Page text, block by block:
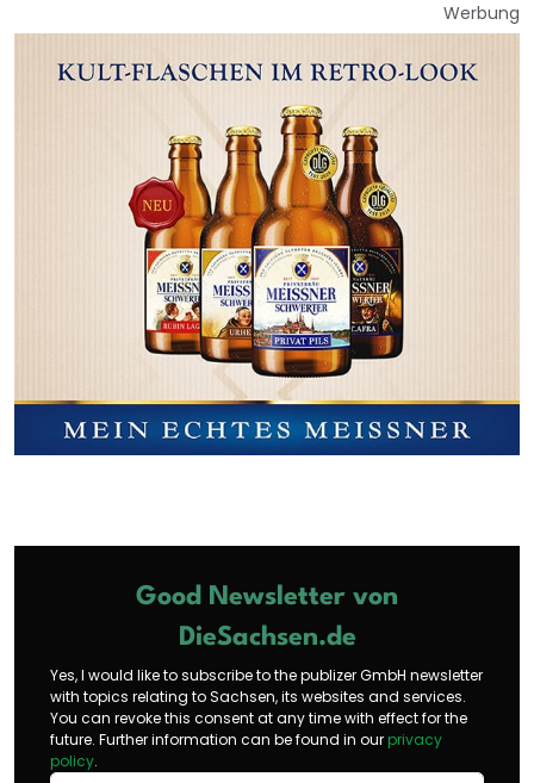
Werbung
Good Newsletter von
DieSachsen.de
Yes, I would like to subscribe to the publizer GmbH newsletter
with topics relating to Sachsen, its websites and services.
You can revoke this consent at any time with effect for the
future. Further information can be found in our privacy
policy.